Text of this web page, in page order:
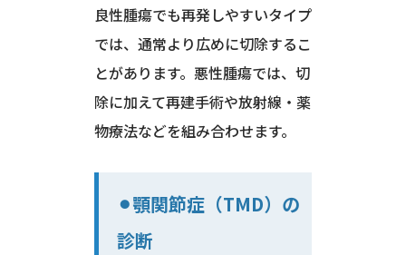
良性腫瘍でも再発しやすいタイプ
では、通常より広めに切除するこ
とがあります。悪性腫瘍では、切
除に加えて再建手術や放射線・薬
物療法などを組み合わせます。
⚫︎顎関節症（TMD）の
診断